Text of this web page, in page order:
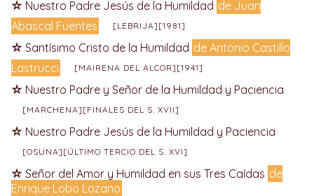
Nuestro Padre Jesús de la Humildad de Juan
Abascal Fuentes
[LEBRIJA][1981]
Santísimo Cristo de la Humildad de Antonio Castillo
Lastrucci
[MAIRENA DEL ALCOR][1941]
Nuestro Padre y Señor de la Humildad y Paciencia
[MARCHENA][FINALES DEL S. XVII]
Nuestro Padre Jesús de la Humildad y Paciencia
[OSUNA][ÚLTIMO TERCIO DEL S. XVI]
Señor del Amor y Humildad en sus Tres Caídas de
Enrique Lobo Lozano